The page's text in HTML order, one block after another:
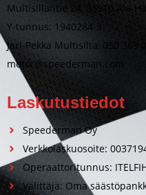
Multisillantie 24, 38910 Ala-
Y-tunnus: 1940284-3
Jari-Pekka Multisilta, 050 369
motor@speederman.com
Laskutustiedot
Speederman Oy
Verkkolaskuosoite:
Operaattoritunnus:
Välittäjä: Oma